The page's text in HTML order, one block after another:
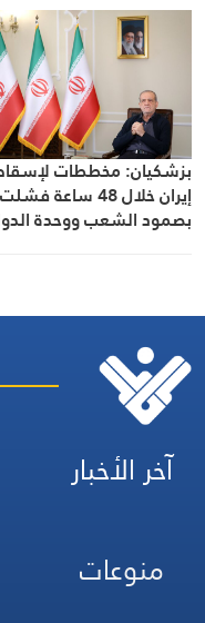
بزشكيان: مخططات
إيران خلال 48 ساعة فشلت
بصمود الشعب ووحدة
آخر الأخبار
منوعات